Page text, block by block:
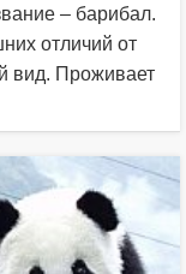
– барибал.
отличий от
вид. Проживает